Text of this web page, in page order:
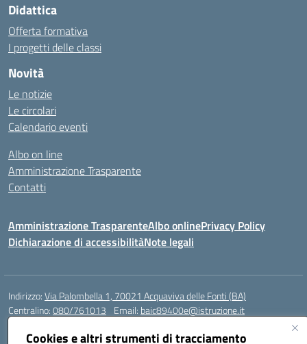
Cookies e altri strumenti di tracciamento
Didattica
Offerta formativa
I progetti delle classi
Novità
Le notizie
Le circolari
Calendario eventi
Albo on line
Amministrazione Trasparente
Contatti
Amministrazione TrasparenteAlbo onlinePrivacy Policy
Dichiarazione di accessibilitàNote legali
Indirizzo:Via Palombella 1, 70021 Acquaviva delle Fonti (BA)
Centralino:080/761013 Email: baic89400e@istruzione.it